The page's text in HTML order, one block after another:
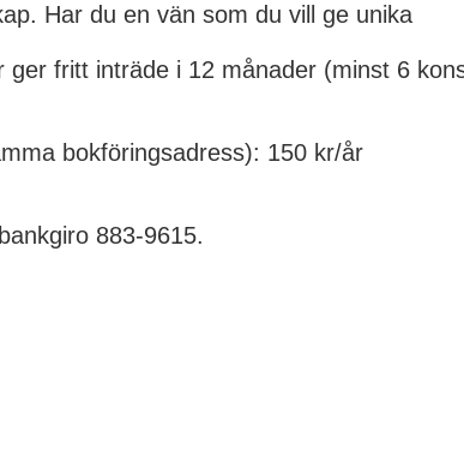
Har du en vän som du vill ge unika
ger fritt inträde i 12 månader (minst 6
bokföringsadress): 150 kr/år
883-9615.